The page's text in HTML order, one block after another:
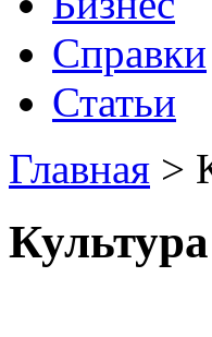
Справки
Статьи
Главная >
Культура